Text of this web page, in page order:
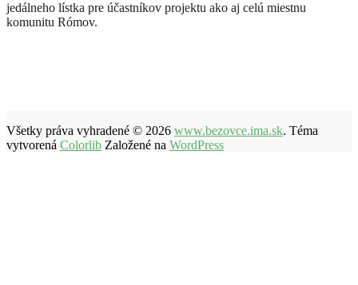
jedálneho lístka pre účastníkov projektu ako aj celú miestnu
komunitu Rómov.
Všetky práva vyhradené © 2026 www.bezovce.ima.sk. Téma
vytvorená Colorlib Založené na WordPress